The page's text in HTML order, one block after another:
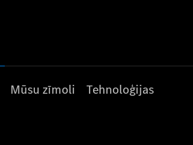
Mūsu zīmoli Tehnoloģijas